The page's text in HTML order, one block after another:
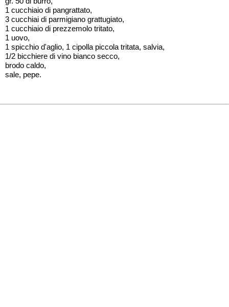
1 cucchiaio di pangrattato,
3 cucchiai di parmigiano grattugiato,
1 cucchiaio di prezzemolo tritato,
1 uovo,
1 spicchio d'aglio, 1 cipolla piccola tritata, salvia,
1/2 bicchiere di vino bianco secco,
brodo caldo,
sale, pepe.